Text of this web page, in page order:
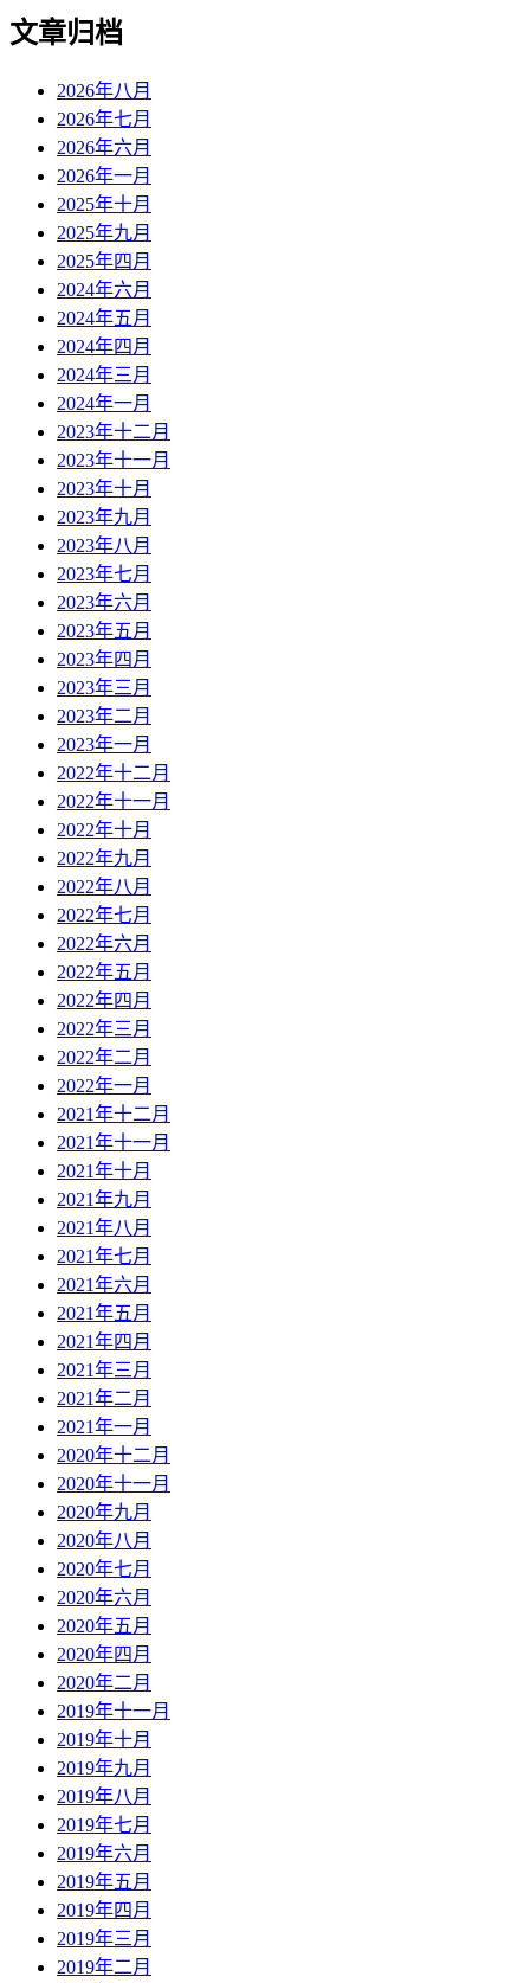
文章归档
2026年八月
2026年七月
2026年六月
2026年一月
2025年十月
2025年九月
2025年四月
2024年六月
2024年五月
2024年四月
2024年三月
2024年一月
2023年十二月
2023年十一月
2023年十月
2023年九月
2023年八月
2023年七月
2023年六月
2023年五月
2023年四月
2023年三月
2023年二月
2023年一月
2022年十二月
2022年十一月
2022年十月
2022年九月
2022年八月
2022年七月
2022年六月
2022年五月
2022年四月
2022年三月
2022年二月
2022年一月
2021年十二月
2021年十一月
2021年十月
2021年九月
2021年八月
2021年七月
2021年六月
2021年五月
2021年四月
2021年三月
2021年二月
2021年一月
2020年十二月
2020年十一月
2020年九月
2020年八月
2020年七月
2020年六月
2020年五月
2020年四月
2020年二月
2019年十一月
2019年十月
2019年九月
2019年八月
2019年七月
2019年六月
2019年五月
2019年四月
2019年三月
2019年二月